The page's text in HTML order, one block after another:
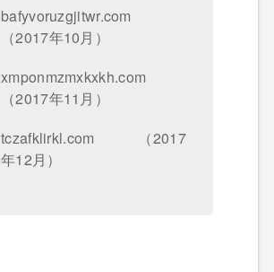
bafyvoruzgjitwr.com
（2017年10月）
xmponmzmxkxkh.com
（2017年11月）
tczafklirkl.com （2017
年12月）